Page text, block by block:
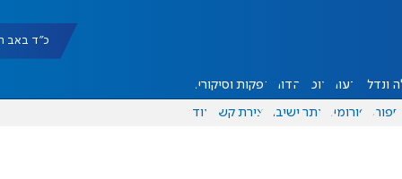
כ"ד באב תשפ"ו
ונדל"ן דעות אוכל יהדות הפקות וסיקורים
ספורט פורומים אתר ישיבה יצירת קשר עוד